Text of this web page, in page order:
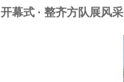
开幕式 · 整齐方队展风采